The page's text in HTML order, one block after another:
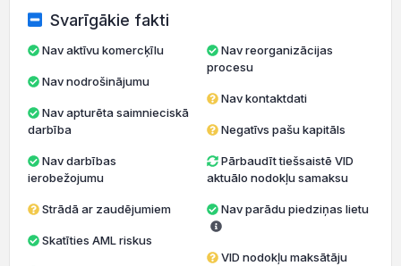
Svarīgākie fakti
Nav aktīvu komercķīlu
Nav nodrošinājumu
darbība
ierobežojumu
Strādā ar zaudējumiem
Skatīties AML riskus
Nav reorganizācijas
procesu
Nav kontaktdati
Negatīvs pašu kapitāls
Pārbaudīt tiešsaistē VID
aktuālo nodokļu samaksu
Nav parādu piedziņas lietu
VID nodokļu maksātāju